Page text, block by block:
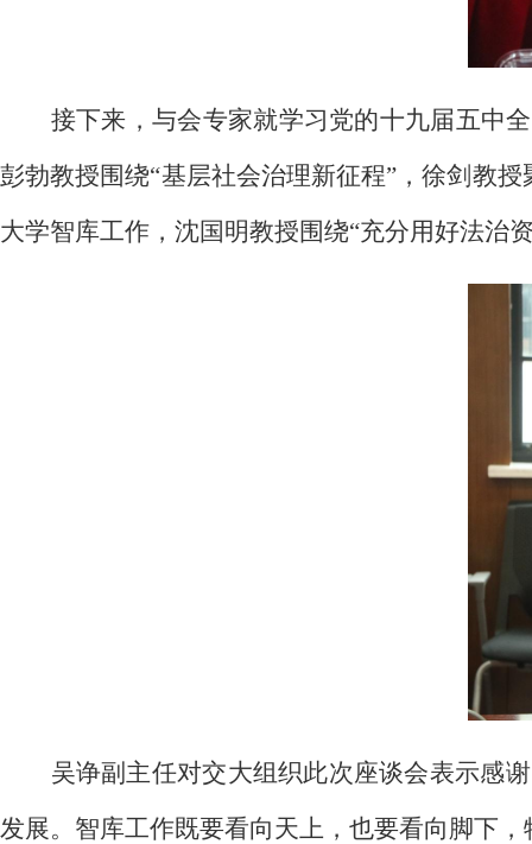
接下来，与会专家就学习党的十九届五中
彭勃教授围绕“基层社会治理新征程”，徐剑教
大学智库工作，沈国明教授围绕“充分用好法治
吴诤副主任对交大组织此次座谈会表示感
发展。智库工作既要看向天上，也要看向脚下